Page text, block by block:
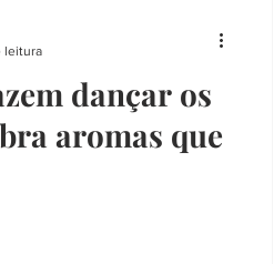
dançar os
aromas que
leitura